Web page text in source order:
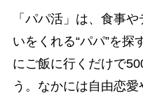
「パパ活」は、食事
いをくれる“パパ”を
にご飯に行くだけで
う。なかには自由恋